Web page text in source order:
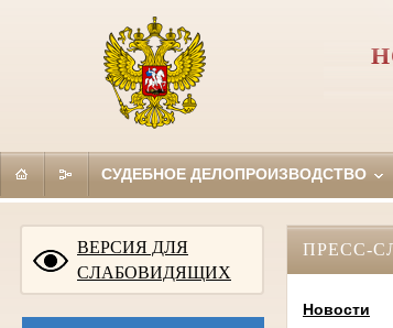
СУДЕБНОЕ ДЕЛОПРОИЗВОДСТВО
ВЕРСИЯ ДЛЯ
СЛАБОВИДЯЩИХ
ПРЕСС-
Новости